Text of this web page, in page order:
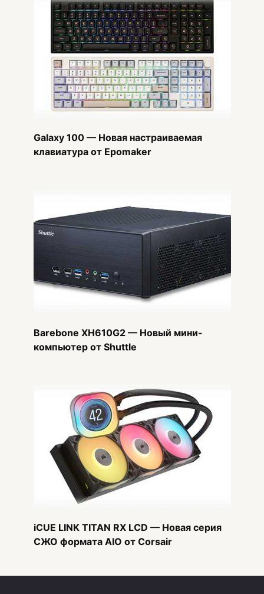
Galaxy 100 — Новая настраиваемая
клавиатура от Epomaker
Barebone XH610G2 — Новый мини-
компьютер от Shuttle
iCUE LINK TITAN RX LCD — Новая серия
СЖО формата AIO от Corsair